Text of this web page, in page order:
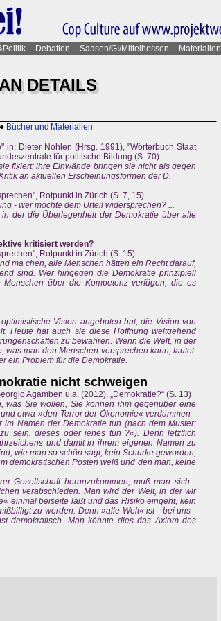
Debatten Saasen/GI/Mittelhessen Materialien
DETAILS
● Bücher und Materialien
in: Dieter Nohlen (Hrsg. 1991), "Wörterbuch Staat
für politische Bildung (S. 70)
fixiert; ihre Einwände bringen sie nicht als gegen
an aktuellen Erscheinungsformen der D.
Rotpunkt in Zürich (S. 7, 15)
- wer möchte dem Urteil widersprechen? ...
der die Überlegenheit der Demokratie über alle
kritisiert werden?
Rotpunkt in Zürich (S. 15)
ma chen, alle Menschen hätten ein Recht darauf,
sind. Wer hingegen die Demokratie prinzipiell
über die Kompetenz verfügen, die es
Vision angeboten hat, die Vision von
Heute hat auch sie diese Hoffnung weitgehend
zu bewahren. Wenn die Welt, in der
was man den Menschen versprechen kann, lautet:
ein Problem für die Demokratie.
nicht schweigen
Agamben u.a. (2012), „Demokratie?“ (S. 13)
was Sie wollen, Sie können ihm gegenüber eine
etwa »den Terror der Ökonomie« verdammen -
Namen der Demokratie tun (nach dem Muster:
sein, dieses oder jenes tun ?«). Denn letztlich
und damit in ihrem eigenen Namen zu
wie man so schön sagt, kein Schurke geworden,
demokratischen Posten weiß und den man, keine
Gesellschaft heranzukommen, muß man sich -
verabschieden. Man wird der Welt, in der wir
einmal beiseite läßt und das Risiko eingeht, kein
zu werden. Denn »alle Welt« ist - bei uns -
demokratisch. Man könnte dies das Axiom des